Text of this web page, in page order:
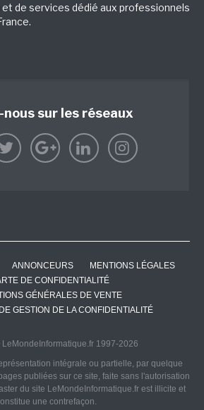
de services dédié aux professionnels
nous sur les réseaux
ANNONCEURS
MENTIONS LÉGALES
DE CONFIDENTIALITÉ
GÉNÉRALES DE VENTE
GESTION DE LA CONFIDENTIALITÉ
1997-2026
intégrale ou partielle, par quelque
publiées sur ce site, faite sans l'autorisation
du site LeMondeInformatique.fr est illicite et
une contrefaçon.